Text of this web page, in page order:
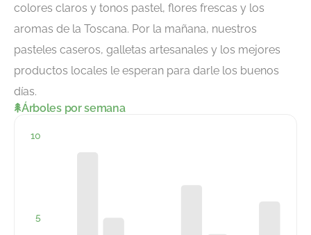
colores claros y tonos pastel, flores frescas y los
aromas de la Toscana. Por la mañana, nuestros
pasteles caseros, galletas artesanales y los mejores
productos locales le esperan para darle los buenos
días.
Árboles por semana